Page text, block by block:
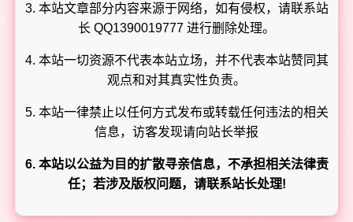
3. 本站文章部分内容来源于网络，如有侵权，请联系站
长 QQ1390019777 进行删除处理。
4. 本站一切资源不代表本站立场，并不代表本站赞同其
观点和对其真实性负责。
5. 本站一律禁止以任何方式发布或转载任何违法的相关
信息，访客发现请向站长举报
6. 本站以公益为目的扩散寻亲信息，不承担相关法律责
任；若涉及版权问题，请联系站长处理!